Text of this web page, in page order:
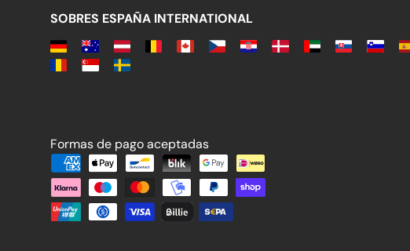
SOBRES ESPAÑA INTERNATIONAL
Formas de pago aceptadas
Formas de pago aceptadas